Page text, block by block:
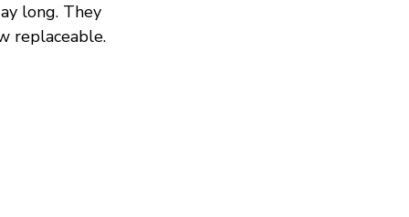
long. They
replaceable.